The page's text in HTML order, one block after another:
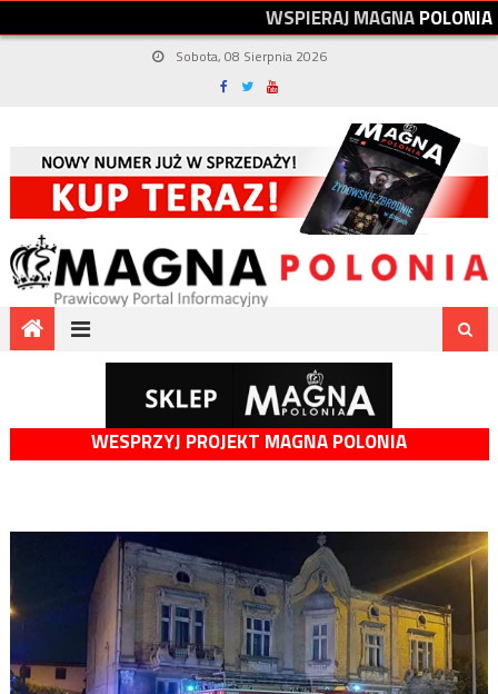
WSPIERAJMAGNAPOLONIA
Sobota, 08 Sierpnia 2026
WESPRZYJ PROJEKT MAGNA POLONIA